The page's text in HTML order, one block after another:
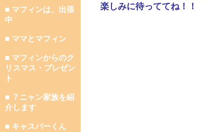
■ マフィンは、出張
中
■ ママとマフィン
■ マフィンからのク
リスマス・プレゼン
ト
■ ７ニャン家族を紹
介します
■ キャスパーくん
楽しみに待っててね！！